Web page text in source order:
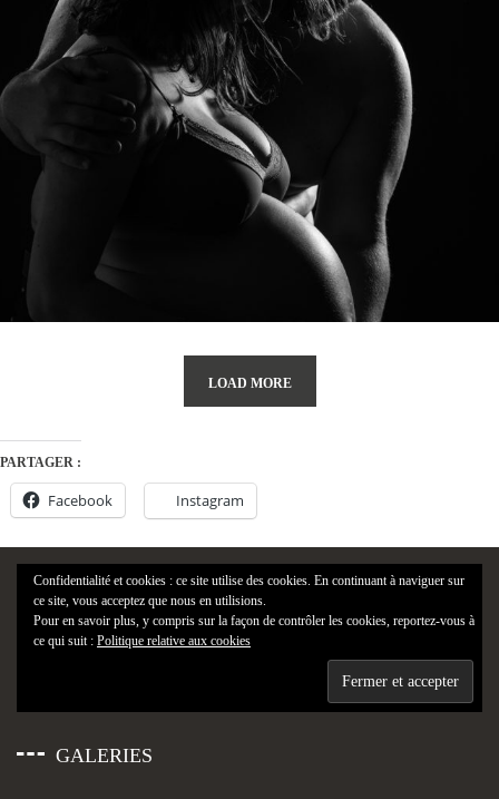
LOAD MORE
PARTAGER :
Facebook Instagram
Confidentialité et cookies : ce site utilise des cookies. En continuant à naviguer sur
ce site, vous acceptez que nous en utilisions.
Pour en savoir plus, y compris sur la façon de contrôler les cookies, reportez-vous à
ce qui suit : Politique relative aux cookies
GALERIES